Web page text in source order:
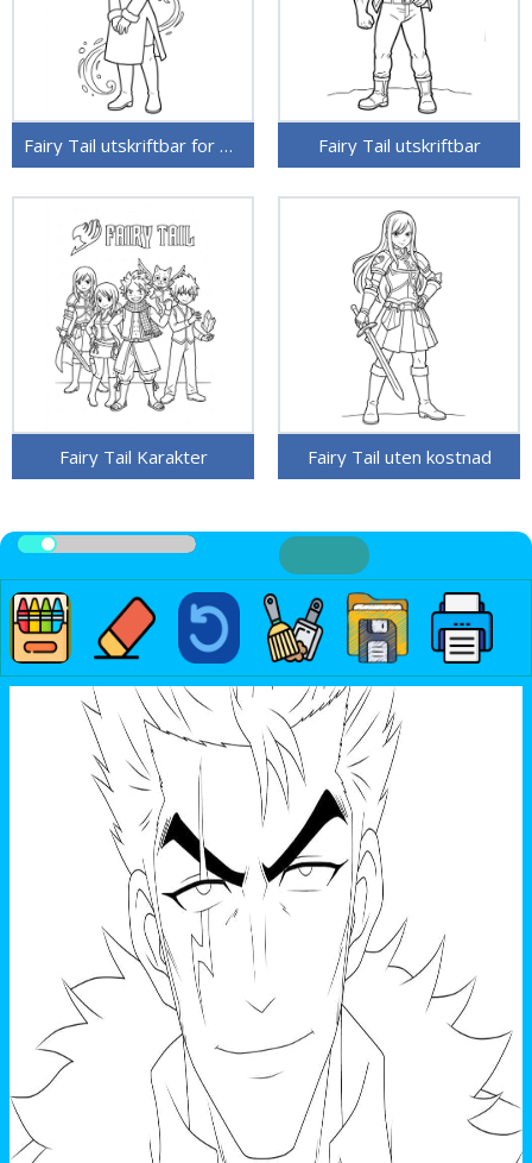
Fairy Tail utskriftbar for barn Fairy Tail utskriftbar
Fairy Tail Karakter Fairy Tail uten kostnad